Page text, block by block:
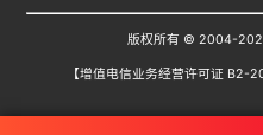
版权所有 © 2004-
【增值电信业务经营许可证 B2-